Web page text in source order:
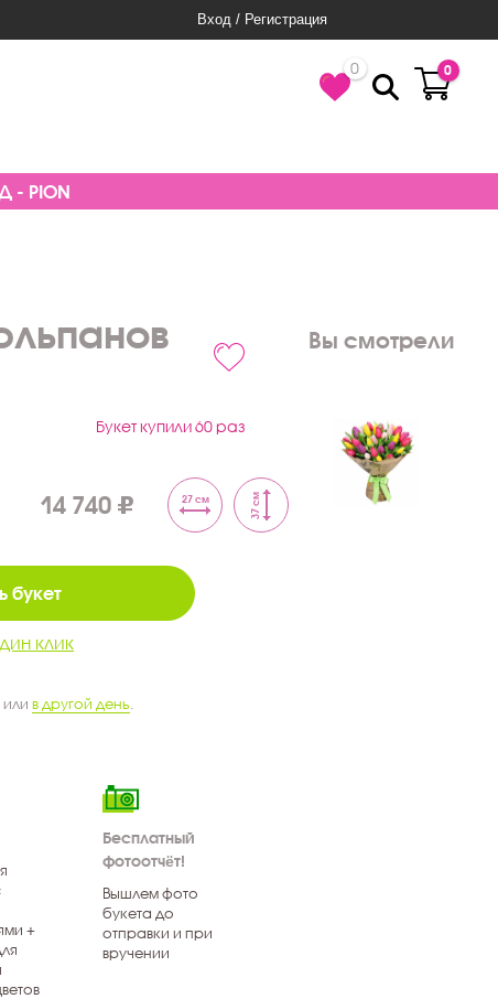
Вход / Регистрация
0 0
- PION
Букет купили 60 раз
14 740 27 см 37 см
букет
клик
в другой день
+
Бесплатный
фотоотчёт!
Вышлем фото
букета до
отправки и при
вручении
Вы смотрели